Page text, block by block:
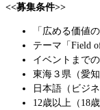
<<募集条件>>
「広める価値
テーマ「Field
イベントまで
東海３県（愛
日本語（ビジ
12歳以上（18